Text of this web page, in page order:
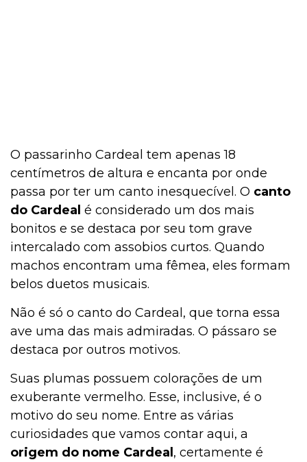
Cultivo e Manutenção
Comportamento
Coelho
O passarinho Cardeal tem apenas 18
centímetros de altura e encanta por onde
passa por ter um canto inesquecível. O canto
do Cardeal é considerado um dos mais
bonitos e se destaca por seu tom grave
intercalado com assobios curtos. Quando
machos encontram uma fêmea, eles formam
belos duetos musicais.
Não é só o canto do Cardeal, que torna essa
ave uma das mais admiradas. O pássaro se
destaca por outros motivos.
Suas plumas possuem colorações de um
exuberante vermelho. Esse, inclusive, é o
motivo do seu nome. Entre as várias
curiosidades que vamos contar aqui, a
origem do nome Cardeal, certamente é